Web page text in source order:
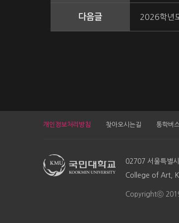
다음글 2026학년
개인정보처리방침 찾아오시는길 통학버
02707 서울특별
College of Art,
Copyrightⓒ